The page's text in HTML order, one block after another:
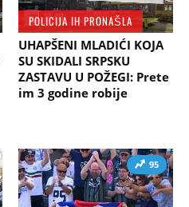
POLICIJA IH PRONAŠLA
UHAPŠENI MLADIĆI KOJA
SU SKIDALI SRPSKU
ZASTAVU U POŽEGI: Prete
im 3 godine robije
95